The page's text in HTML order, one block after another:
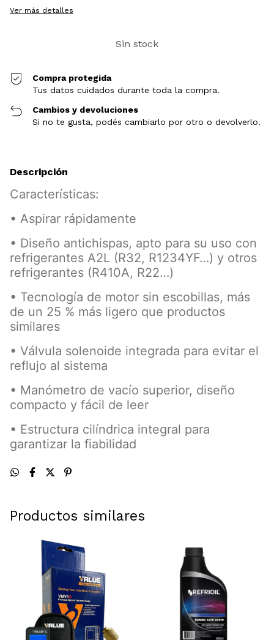
Ver más detalles
Compra protegida
Tus datos cuidados durante toda la compra.
Cambios y devoluciones
Si no te gusta, podés cambiarlo por otro o devolverlo.
Descripción
Características:
• Aspirar rápidamente
• Diseño antichispas, apto para su uso con
refrigerantes A2L (R32, R1234YF…) y otros
refrigerantes (R410A, R22…)
• Tecnología de motor sin escobillas, más
de un 25 % más ligero que productos
similares
• Válvula solenoide integrada para evitar el
reflujo al sistema
• Manómetro de vacío superior, diseño
compacto y fácil de leer
• Estructura cilíndrica integral para
garantizar la fiabilidad
Productos similares